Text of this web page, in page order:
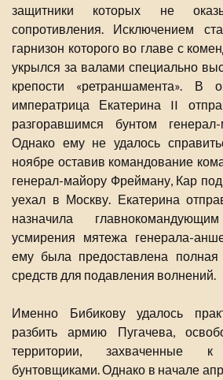
защитники которых не
сопротивления. Исключением
гарнизон которого во главе с
укрылся за валами специально
крепости «ретраншамента». В
императрица Екатерина II
разгоравшимся бунтом
Однако ему не удалось
ноябре оставив командование
генерал-майору Фрейману, Кар
уехал в Москву. Екатерина
назначила
усмирения мятежа генерала-
ему была предоставлена
средств для подавления волнений.
Именно Бибикову удалось
разбить армию Пугачева,
территории, захваченные
бунтовщиками. Однако в начале